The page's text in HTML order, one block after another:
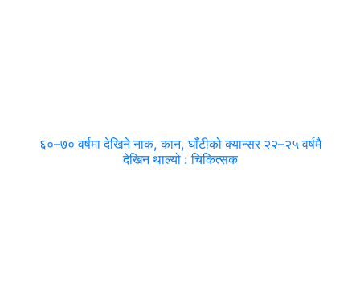
६०–७० वर्षमा देखिने नाक, कान, घाँटीको क्यान्सर २२–२५ वर्षमै
देखिन थाल्यो : चिकित्सक